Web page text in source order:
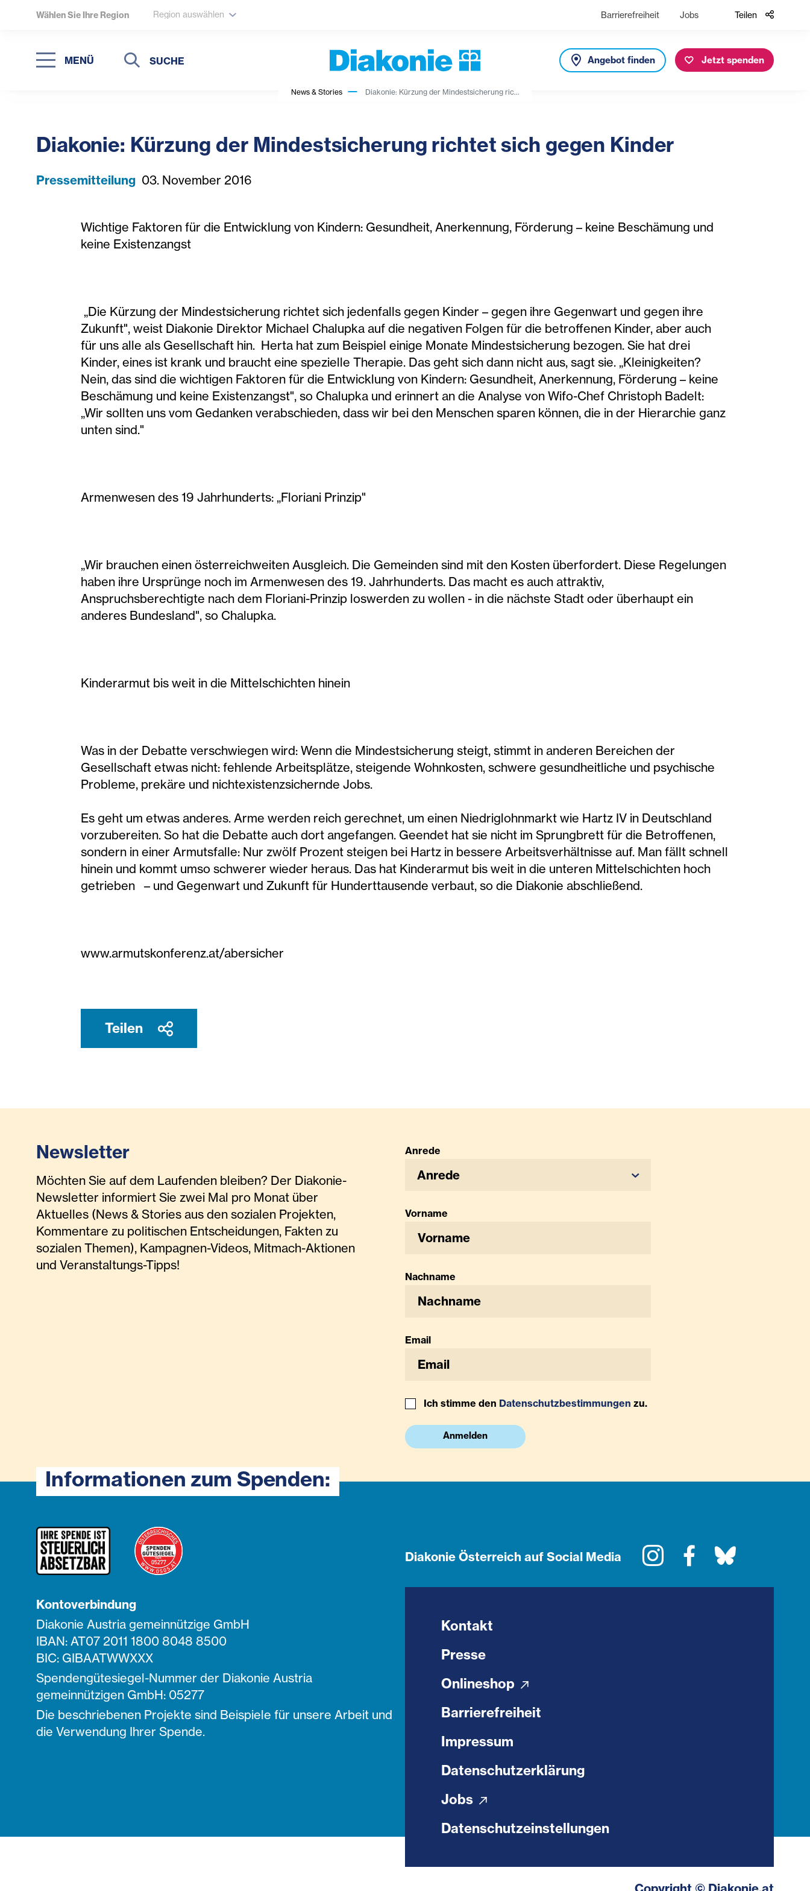
Wählen Sie Ihre Region Region auswählen Barrierefreiheit Jobs Teilen
MENÜ
Suche
Suche
Angebot finden Jetzt spenden
News & Stories Diakonie: Kürzung der Mindestsicherung ric...
Diakonie: Kürzung der Mindestsicherung richtet sich gegen Kinder
Pressemitteilung 03. November 2016
Wichtige Faktoren für die Entwicklung von Kindern: Gesundheit, Anerkennung, Förderung – keine Beschämung und
keine Existenzangst
„Die Kürzung der Mindestsicherung richtet sich jedenfalls gegen Kinder – gegen ihre Gegenwart und gegen ihre
Zukunft", weist Diakonie Direktor Michael Chalupka auf die negativen Folgen für die betroffenen Kinder, aber auch
für uns alle als Gesellschaft hin. Herta hat zum Beispiel einige Monate Mindestsicherung bezogen. Sie hat drei
Kinder, eines ist krank und braucht eine spezielle Therapie. Das geht sich dann nicht aus, sagt sie. „Kleinigkeiten?
Nein, das sind die wichtigen Faktoren für die Entwicklung von Kindern: Gesundheit, Anerkennung, Förderung – keine
Beschämung und keine Existenzangst", so Chalupka und erinnert an die Analyse von Wifo-Chef Christoph Badelt:
„Wir sollten uns vom Gedanken verabschieden, dass wir bei den Menschen sparen können, die in der Hierarchie ganz
unten sind."
Armenwesen des 19 Jahrhunderts: „Floriani Prinzip"
„Wir brauchen einen österreichweiten Ausgleich. Die Gemeinden sind mit den Kosten überfordert. Diese Regelungen
haben ihre Ursprünge noch im Armenwesen des 19. Jahrhunderts. Das macht es auch attraktiv,
Anspruchsberechtigte nach dem Floriani-Prinzip loswerden zu wollen - in die nächste Stadt oder überhaupt ein
anderes Bundesland", so Chalupka.
Kinderarmut bis weit in die Mittelschichten hinein
Was in der Debatte verschwiegen wird: Wenn die Mindestsicherung steigt, stimmt in anderen Bereichen der
Gesellschaft etwas nicht: fehlende Arbeitsplätze, steigende Wohnkosten, schwere gesundheitliche und psychische
Probleme, prekäre und nichtexistenzsichernde Jobs.
Es geht um etwas anderes. Arme werden reich gerechnet, um einen Niedriglohnmarkt wie Hartz IV in Deutschland
vorzubereiten. So hat die Debatte auch dort angefangen. Geendet hat sie nicht im Sprungbrett für die Betroffenen,
sondern in einer Armutsfalle: Nur zwölf Prozent steigen bei Hartz in bessere Arbeitsverhältnisse auf. Man fällt schnell
hinein und kommt umso schwerer wieder heraus. Das hat Kinderarmut bis weit in die unteren Mittelschichten hoch
getrieben – und Gegenwart und Zukunft für Hunderttausende verbaut, so die Diakonie abschließend.
www.armutskonferenz.at/abersicher
Teilen
Newsletter
Möchten Sie auf dem Laufenden bleiben? Der Diakonie-
Newsletter informiert Sie zwei Mal pro Monat über
Aktuelles (News & Stories aus den sozialen Projekten,
Kommentare zu politischen Entscheidungen, Fakten zu
sozialen Themen), Kampagnen-Videos, Mitmach-Aktionen
und Veranstaltungs-Tipps!
Anrede
Anrede
Vorname
Nachname
Email
Ich stimme den Datenschutzbestimmungen zu.
Anmelden
Informationen zum Spenden:
Kontoverbindung
Diakonie Austria gemeinnützige GmbH
IBAN: AT07 2011 1800 8048 8500
BIC: GIBAATWWXXX
Spendengütesiegel-Nummer der Diakonie Austria
gemeinnützigen GmbH: 05277
Die beschriebenen Projekte sind Beispiele für unsere Arbeit und
die Verwendung Ihrer Spende.
Diakonie Österreich auf Social Media InstagramFacebook
Kontakt
Presse
Onlineshop
Barrierefreiheit
Impressum
Datenschutzerklärung
Jobs
Datenschutzeinstellungen